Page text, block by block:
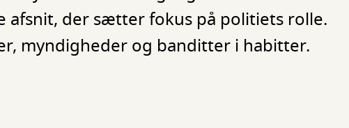
afsnit, der sætter fokus på politiets rolle.
myndigheder og banditter i habitter.